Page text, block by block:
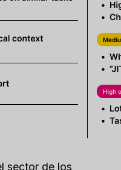
sector de los